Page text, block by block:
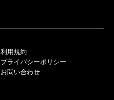
利用規約
プライバシーポリシー
お問い合わせ